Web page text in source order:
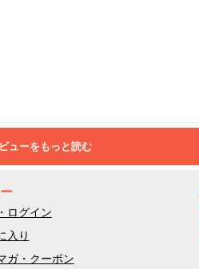
ューをもっと読む
ログイン
入り
ガ・クーポン